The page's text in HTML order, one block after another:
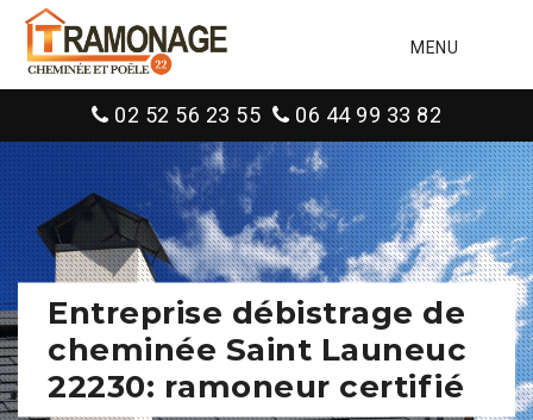
MENU
02 52 56 23 55 06 44 99 33 82
Entreprise débistrage de
cheminée Saint Launeuc
22230: ramoneur certifié